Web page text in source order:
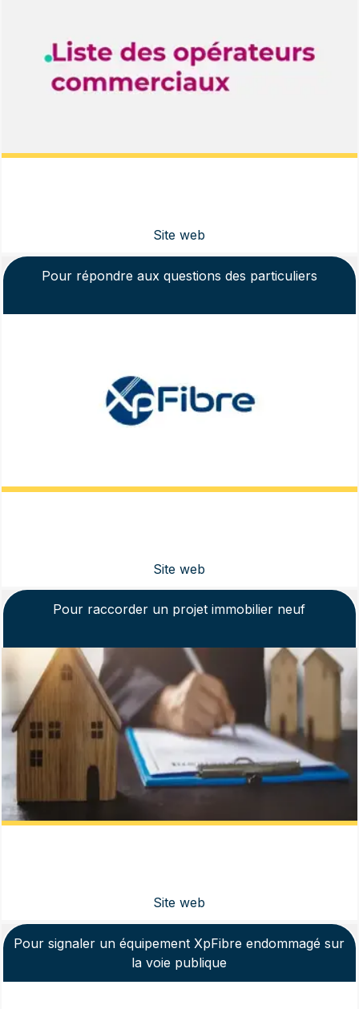
Pour répondre aux questions des particuliers
Pour raccorder un projet immobilier neuf
Pour signaler un équipement XpFibre endommagé sur
la voie publique